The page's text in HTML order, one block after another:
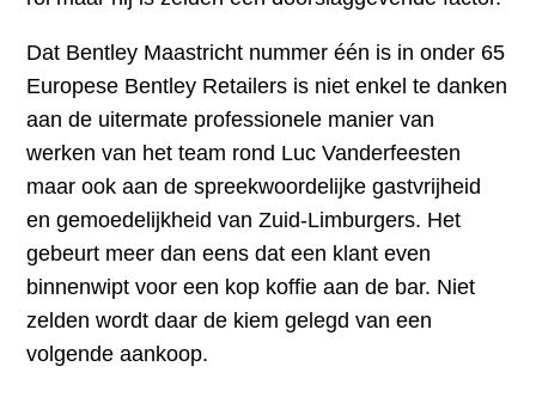
Dat Bentley Maastricht nummer één is in onder 65
Europese Bentley Retailers is niet enkel te danken
aan de uitermate professionele manier van
werken van het team rond Luc Vanderfeesten
maar ook aan de spreekwoordelijke gastvrijheid
en gemoedelijkheid van Zuid-Limburgers. Het
gebeurt meer dan eens dat een klant even
binnenwipt voor een kop koffie aan de bar. Niet
zelden wordt daar de kiem gelegd van een
volgende aankoop.